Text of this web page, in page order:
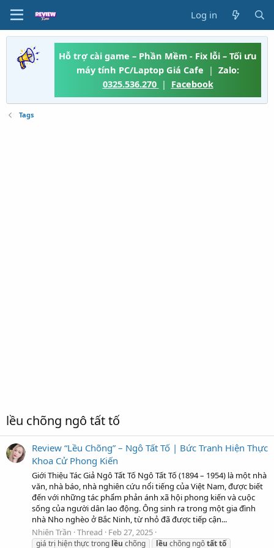
Log in
Hỗ trợ cài game – Phần Mềm - Fix lỗi – Tối ưu
máy tính PC/Laptop Giá Cafe | Zalo:
0325.536.270 | Facebook
Tags
lều chõng ngô tất tố
Review “Lều Chõng” – Ngô Tất Tố | Bức Tranh Hiện Thực
Khoa Cử Phong Kiến
Giới Thiệu Tác Giả Ngô Tất Tố Ngô Tất Tố (1894 – 1954) là một nhà
văn, nhà báo, nhà nghiên cứu nổi tiếng của Việt Nam, được biết
đến với những tác phẩm phản ánh xã hội phong kiến và cuộc
sống của người dân lao động. Ông sinh ra trong một gia đình
nhà Nho nghèo ở Bắc Ninh, từ nhỏ đã được tiếp cận...
Nhiên Trần Thread Feb 27, 2025
giá trị hiện thực trong lều chõng lều chõng ngôtấttố